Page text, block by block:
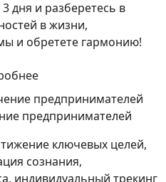
дня и разберетесь в
в жизни,
и обретете гармонию!
предпринимателей
ключевых целей,
сознания,
индивидуальный трекинг